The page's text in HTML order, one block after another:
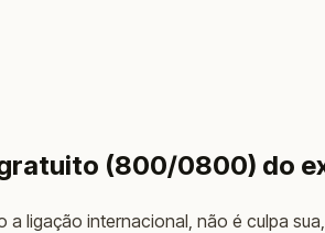
gratuito (800/0800) do
ligação internacional, não é culpa